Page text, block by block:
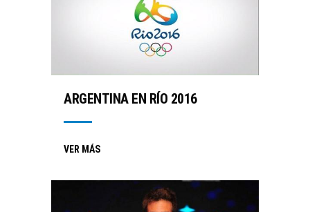
ARGENTINA EN RÍO 2016
VER MÁS